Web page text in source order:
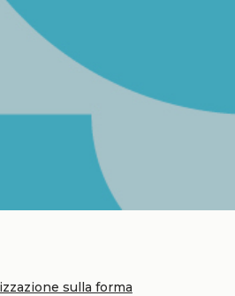
sulla forma